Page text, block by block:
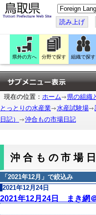
こ
の
ペ
ー
ジ
翻
訳
す
る
読み上げ
県外の方へ 分野で探す 組織で探す
現在の位置： ホーム 県の組織
とっとりの水産業
水産試験場
日記）
沖合もの市場日記
沖合もの市場
「 2021年12月 」で絞込み
2021年12月24日
2021年12月24日 まき網